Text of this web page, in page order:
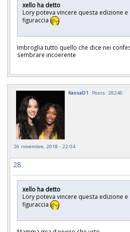
xello ha detto
Lory poteva vincere questa edizione
figuraccia
Imbroglia tutto quello che dice nei
sembrare incoerente
KassaD1 Posts: 28246
26 novembre, 2018 - 22:04
28
xello ha detto
Lory poteva vincere questa edizione
figuraccia